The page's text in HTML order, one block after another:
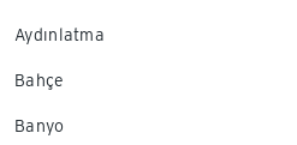
Aydınlatma
Bahçe
Banyo